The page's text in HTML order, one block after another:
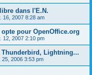
dans l'E.N.
16, 2007 8:28 am
pour OpenOffice.org
12, 2007 2:10 pm
Thunderbird, Lightning...
25, 2006 3:53 pm